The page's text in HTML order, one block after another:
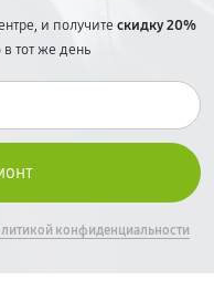
и получитескидку 20%
в тот же день
конфиденциальности